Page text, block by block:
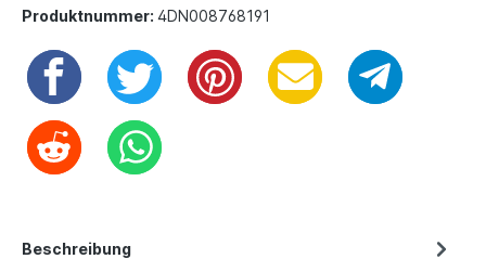
Produktnummer: 4DN008768191
Beschreibung